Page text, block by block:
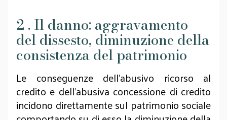
2 . Il danno: aggravamento
del dissesto, diminuzione della
consistenza del patrimonio
Le conseguenze dell’abusivo ricorso al
credito e dell’abusiva concessione di credito
incidono direttamente sul patrimonio sociale